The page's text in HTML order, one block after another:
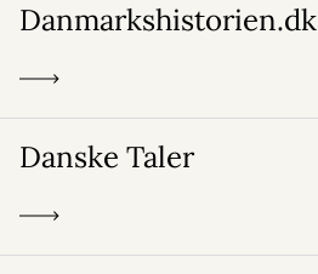
Danmarkshistorien.dk
Danske Taler